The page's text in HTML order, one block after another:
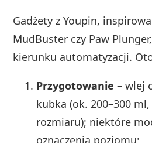
Gadżety z Youpin,
MudBuster czy Paw
kierunku automatyzacji.
Przygotowanie – wlej
kubka (ok. 200–300
rozmiaru); niektóre
oznaczenia poziomu;